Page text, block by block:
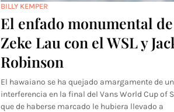
BILLY KEMPER
El enfado monumental de
Zeke Lau con el WSL y
Robinson
El hawaiano se ha quejado amargamente de
interferencia en la final del Vans World Cup of
que de haberse marcado le hubiera llevado a